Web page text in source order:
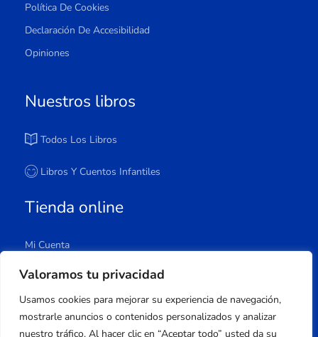
Valoramos tu privacidad
Usamos cookies para mejorar su experiencia de navegación,
mostrarle anuncios o contenidos personalizados y analizar
nuestro tráfico. Al hacer clic en “Aceptar todo” usted da su
Política De Cookies
Declaración De Accesibilidad
Opiniones
Nuestros libros
Todos Los Libros
Libros Y Cuentos Infantiles
Tienda online
Mi Cuenta
Carrito
Lista De Deseos